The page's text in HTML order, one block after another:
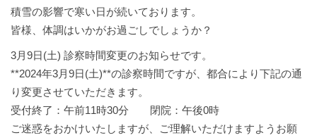
積雪の影響で寒い日が続いております。
皆様、体調はいかがお過ごしでしょうか？
3月9日(土) 診察時間変更のお知らせです。
**2024年3月9日(土)**の診察時間ですが、都合により下記の通
り変更させていただきます。
受付終了：午前11時30分 閉院：午後0時
ご迷惑をおかけいたしますが、ご理解いただけますようお願